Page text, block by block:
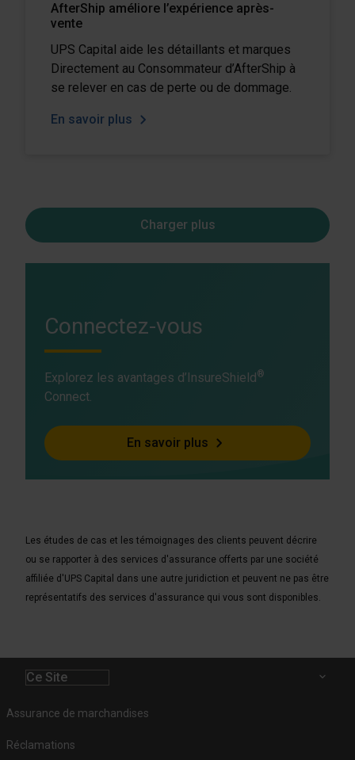
AfterShip améliore l’expérience après-
vente
UPS Capital aide les détaillants et marques
Directement au Consommateur d’AfterShip à
se relever en cas de perte ou de dommage.
En savoir plus
Charger plus
Connectez-vous
Explorez les avantages d’InsureShield®
Connect.
En savoir plus
Les études de cas et les témoignages des clients peuvent décrire
ou se rapporter à des services d'assurance offerts par une société
affiliée d'UPS Capital dans une autre juridiction et peuvent ne pas être
représentatifs des services d'assurance qui vous sont disponibles.
Ce Site
Assurance de marchandises
Réclamations